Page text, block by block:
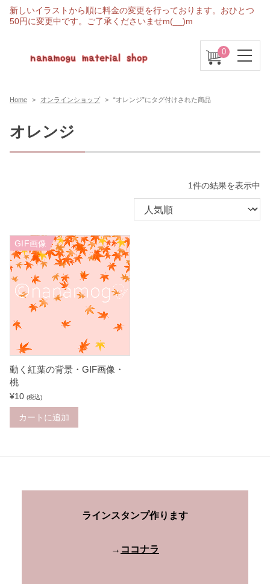
新しいイラストから順に料金の変更を行っております。おひとつ
50円に変更中です。ご了承くださいませm(__)m
0
Home オンラインショップ “オレンジ”にタグ付けされた商品
オレンジ
1件の結果を表示中
GIF画像
動く紅葉の背景・GIF画像・
桃
¥10 (税込)
カートに追加
ラインスタンプ作ります
→ ココナラ